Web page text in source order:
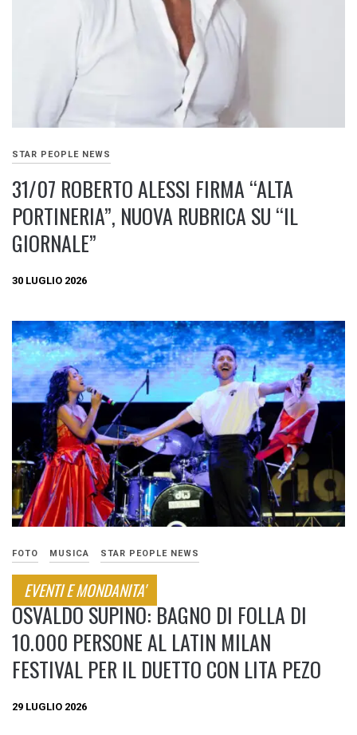
STAR PEOPLE NEWS
31/07 ROBERTO ALESSI FIRMA “ALTA
PORTINERIA”, NUOVA RUBRICA SU “IL
GIORNALE”
30 LUGLIO 2026
FOTO MUSICA STAR PEOPLE NEWS
EVENTI E MONDANITA'
OSVALDO SUPINO: BAGNO DI FOLLA DI
10.000 PERSONE AL LATIN MILAN
FESTIVAL PER IL DUETTO CON LITA PEZO
29 LUGLIO 2026